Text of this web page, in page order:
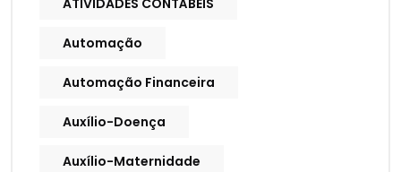
ATIVIDADES CONTÁBEIS
Automação
Automação Financeira
Auxílio-Doença
Auxílio-Maternidade